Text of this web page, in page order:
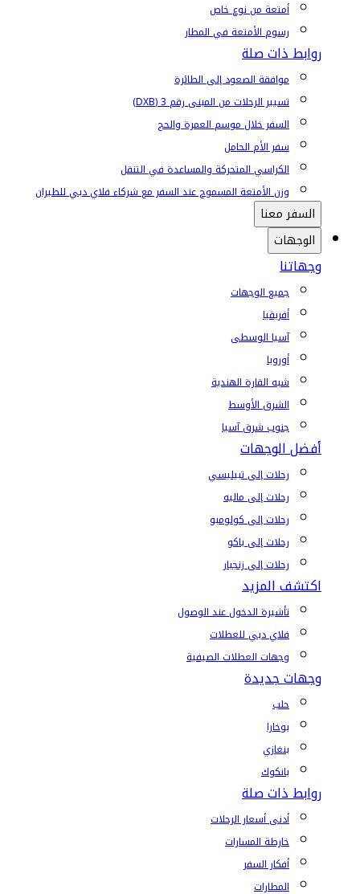
أمتعة من نوع خاص
رسوم الأمتعة في المطار
روابط ذات صلة
موافقة الصعود إلى الطائرة
تسيير الرحلات من المبنى رقم 3 (DXB)
السفر خلال موسم العمرة والحج
سفر الأم الحامل
الكراسي المتحركة والمساعدة في التنقل
وزن الأمتعة المسموح عند السفر مع شركاء فلاي دبي للطيران
السفر معنا
الوجهات
وجهاتنا
جميع الوجهات
أفريقيا
آسيا الوسطى
أوروبا
شبه القارة الهندية
الشرق الأوسط
جنوب شرق آسيا
أفضل الوجهات
رحلات إلى تبيليسي
رحلات إلى ماليه
رحلات إلى كولومبو
رحلات إلى باكو
رحلات إلى زنجبار
اكتشف المزيد
تأشيرة الدخول عند الوصول
فلاي دبي للعطلات
وجهات العطلات الصيفية
وجهات جديدة
حلب
بوخارا
بنغازي
بانكوك
روابط ذات صلة
أدنى أسعار الرحلات
خارطة المسارات
أفكار السفر
المطارات